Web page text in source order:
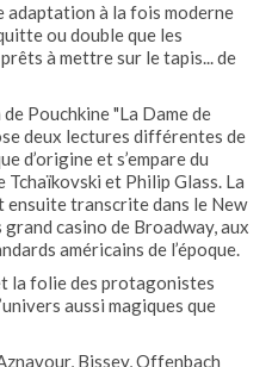
adaptation à la fois moderne
ou double que les
à mettre sur le tapis... de
Pouchkine "La Dame de
deux lectures différentes de
d’origine et s’empare du
Tchaïkovski et Philip Glass. La
ensuite transcrite dans le New
casino de Broadway, aux
américains de l’époque.
la folie des protagonistes
aussi magiques que
Bissey, Offenbach